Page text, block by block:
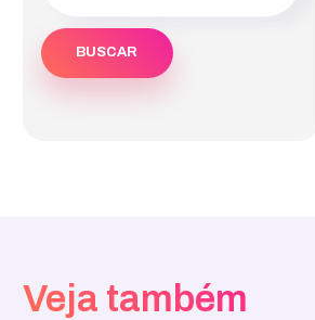
Veja também